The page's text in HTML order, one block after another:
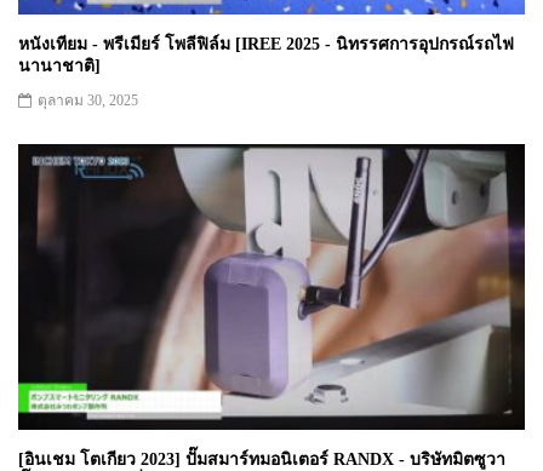
หนังเทียม - พรีเมียร์ โพลีฟิล์ม [IREE 2025 - นิทรรศการอุปกรณ์รถไฟ
นานาชาติ]
ตุลาคม 30, 2025
[อินเชม โตเกียว 2023] ปั๊มสมาร์ทมอนิเตอร์ RANDX - บริษัทมิตซูวา